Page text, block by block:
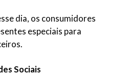
dia, os consumidores
especiais para
Sociais